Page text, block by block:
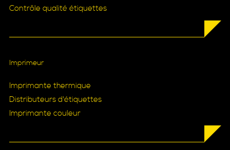
Contrôle qualité étiquettes
Imprimeur
Imprimante thermique
Distributeurs d'étiquettes
Imprimante couleur